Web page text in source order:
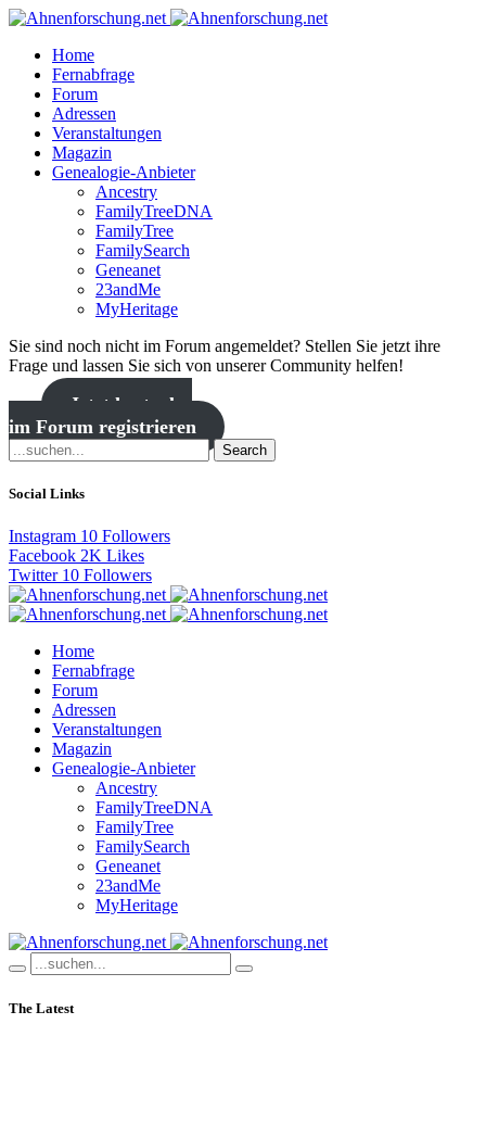
Home
Fernabfrage
Forum
Adressen
Veranstaltungen
Magazin
Genealogie-Anbieter
Ancestry
FamilyTreeDNA
FamilyTree
FamilySearch
Geneanet
23andMe
MyHeritage
Sie sind noch nicht im Forum angemeldet? Stellen Sie jetzt ihre
Frage und lassen Sie sich von unserer Community helfen!
Jetzt kostenlos
im Forum registrieren
Search
Social Links
Instagram 10 Followers
Facebook 2K Likes
Twitter 10 Followers
Home
Fernabfrage
Forum
Adressen
Veranstaltungen
Magazin
Genealogie-Anbieter
Ancestry
FamilyTreeDNA
FamilyTree
FamilySearch
Geneanet
23andMe
MyHeritage
The Latest